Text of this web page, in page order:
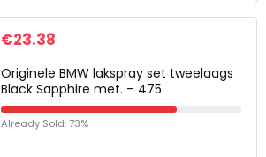
€23.38
Originele BMW lakspray set tweelaags
Black Sapphire met. – 475
Already Sold: 73%